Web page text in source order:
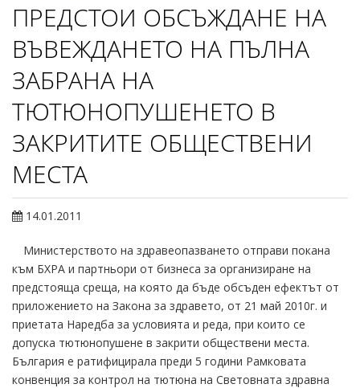
ПРЕДСТОИ ОБСЪЖДАНЕ НА
ВЪВЕЖДАНЕТО НА ПЪЛНА
ЗАБРАНА НА
ТЮТЮНОПУШЕНЕТО В
ЗАКРИТИТЕ ОБЩЕСТВЕНИ
МЕСТА
14.01.2011
Министерството на здравеопазването отправи покана
към БХРА и партньори от бизнеса за организиране на
предстояща среща, на която да бъде обсъден ефектът от
приложението на Закона за здравето, от 21 май 2010г. и
приетата Наредба за условията и реда, при които се
допуска тютюнопушене в закрити обществени места.
България е ратифицирала преди 5 години Рамковата
конвенция за контрол на тютюна на Световната здравна